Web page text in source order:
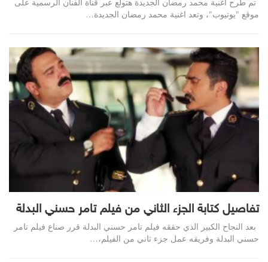
موقع "يوتيوب"، وتعد اغنية محمد رمضان الجديدة…
تفاصيل كتابة الجزء الثاني من فيلم تامر حسني البدلة
بعد النجاح الكبير الذي حققه فيلم تامر حسني البدلة قرر صناع فيلم تامر
حسني البدلة وفريقه عمل جزء ثاني من الفيلم،…